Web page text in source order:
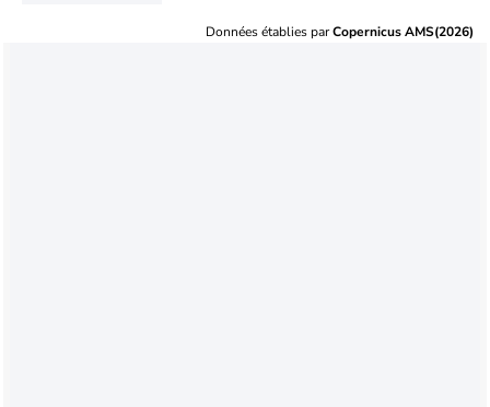
Données établies parCopernicus AMS(2026)